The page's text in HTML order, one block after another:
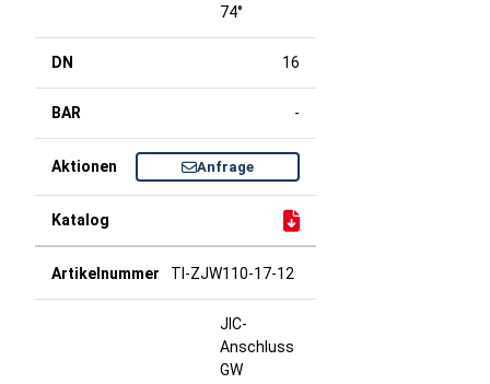
74°
16
-
Anfrage
TI-ZJW110-17-12
JIC-
Anschluss
GW